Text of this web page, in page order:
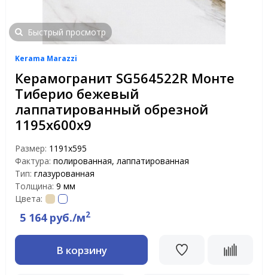
Быстрый просмотр
Kerama Marazzi
Керамогранит SG564522R Монте
Тиберио бежевый
лаппатированный обрезной
1195х600х9
Размер: 1191x595
Фактура: полированная, лаппатированная
Тип: глазурованная
Толщина: 9 мм
Цвета:
5 164 руб./м2
В корзину